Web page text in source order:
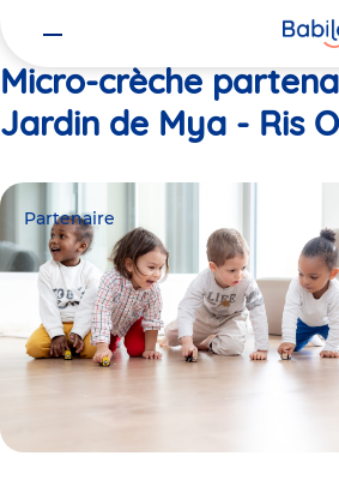
Micro-crèche
Jardin de Mya - Ris
Partenaire